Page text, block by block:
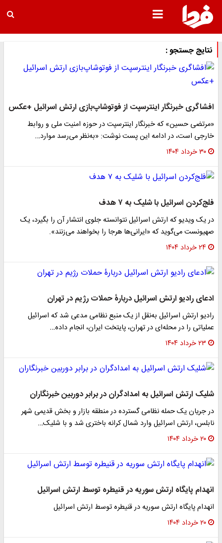
نتایج جستجو :
افشاگری خبرنگار اینترسپت از فوتوشاپ‌بازی ارتش اسرائیل +عکس
«مرتضی حسین» که خبرنگار اینترسپت در حوزه امنیت ملی و روابط
خارجی است،‌ در ادامه این پست نوشت: «به‌نظر می‌رسد موارد…
۳۰ خرداد ۱۴۰۴
فلج‌کردن اسرائیل با شلیک به ۷ هدف
در یک ویدیو که ارتش اسرائیل نتوانسته جلوی انتشار آن را بگیرد، یک
صهیونست می‌گوید که «ایرانی‌ها هرجا را بخواهند می‌زنند».
۲۴ خرداد ۱۴۰۴
ادعای رادیو ارتش اسرائیل دربارۀ حملات رژیم در تهران
رادیو ارتش اسرائیل به‌نقل از یک منبع نظامی مدعی شد که اسرائیل
عملیاتی را در محله‌ای در تهران، پایتخت ایران، انجام داده…
۲۳ خرداد ۱۴۰۴
شلیک ارتش اسرائیل به امدادگران در برابر دوربین خبرنگاران
در جریان یک حمله نظامی گسترده در منطقه بازار و بخش قدیمی شهر
نابلس، ارتش اسرائیل وارد شمال کرانه باختری شد و با شلیک…
۲۰ خرداد ۱۴۰۴
انهدام پایگاه ارتش سوریه در قنیطره توسط ارتش اسرائیل
انهدام پایگاه ارتش سوریه در قنیطره توسط ارتش اسرائیل
۲۰ خرداد ۱۴۰۴